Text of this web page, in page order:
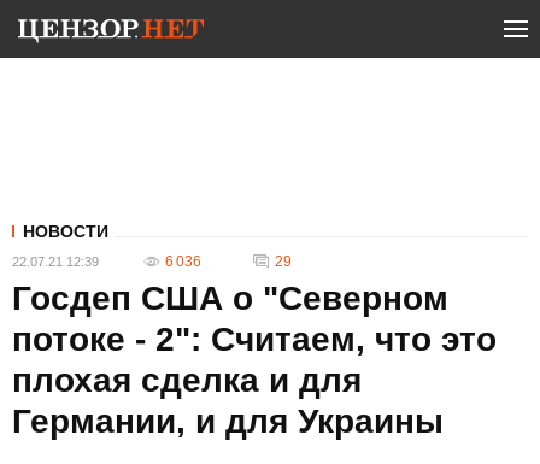
НОВОСТИ
22.07.21 12:39 6 036 29
Госдеп США о "Северном
потоке - 2": Считаем, что это
плохая сделка и для
Германии, и для Украины